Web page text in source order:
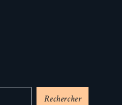
Rechercher